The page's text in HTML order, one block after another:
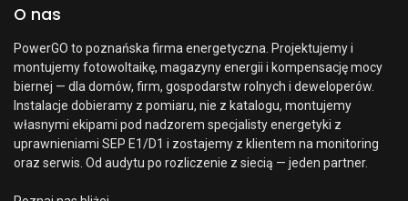
O nas
PowerGO to poznańska firma energetyczna. Projektujemy i
montujemy fotowoltaikę, magazyny energii i kompensację mocy
biernej — dla domów, firm, gospodarstw rolnych i deweloperów.
Instalacje dobieramy z pomiaru, nie z katalogu, montujemy
własnymi ekipami pod nadzorem specjalisty energetyki z
uprawnieniami SEP E1/D1 i zostajemy z klientem na monitoring
oraz serwis. Od audytu po rozliczenie z siecią — jeden partner.